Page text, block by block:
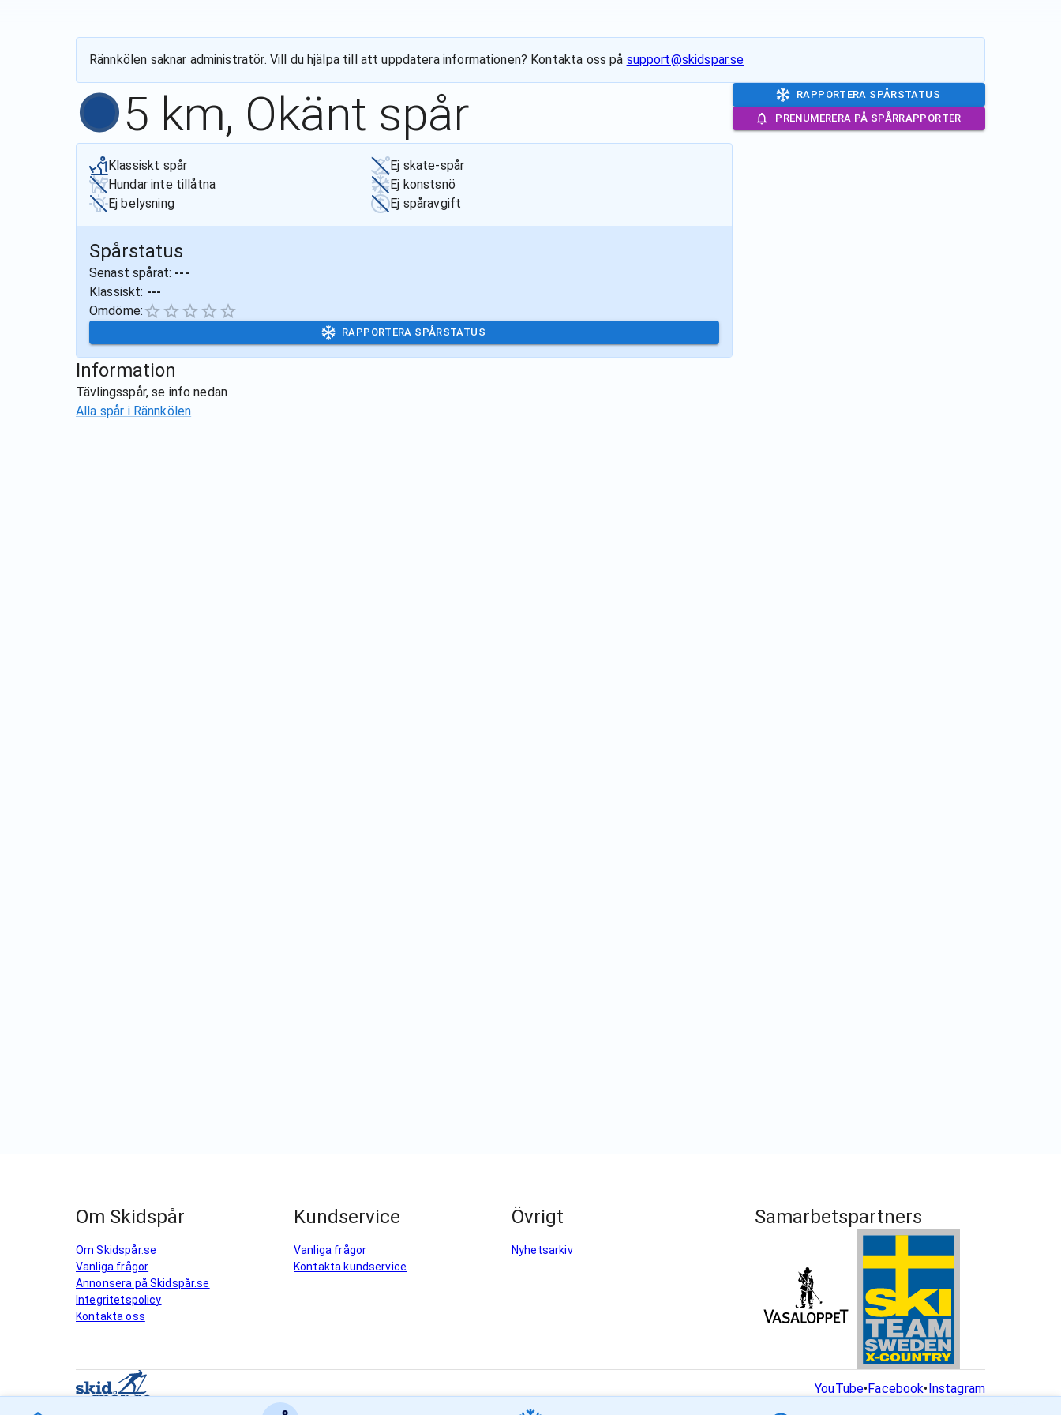
Rännkölen saknar administratör. Vill du hjälpa till att uppdatera informationen? Kontakta oss på support@skidspar.se
5 km, Okänt spår
Klassiskt spår
Ej skate-spår
Hundar inte tillåtna
Ej konstsnö
Ej belysning
Ej spåravgift
Spårstatus
Senast spårat: ---
Klassiskt: ---
Omdöme:
RAPPORTERA SPÅRSTATUS
Information
Tävlingsspår, se info nedan
Alla spår i Rännkölen
RAPPORTERA SPÅRSTATUS
PRENUMERERA PÅ SPÅRRAPPORTER
Om Skidspår
Om Skidspår.se
Vanliga frågor
Annonsera på Skidspår.se
Integritetspolicy
Kontakta oss
Kundservice
Vanliga frågor
Kontakta kundservice
Övrigt
Nyhetsarkiv
Samarbetspartners
YouTube•Facebook•Instagram